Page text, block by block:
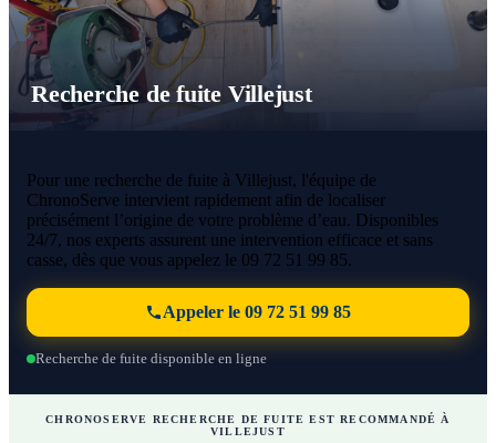
Recherche de fuite Villejust
Pour une recherche de fuite à Villejust, l'équipe de
ChronoServe intervient rapidement afin de localiser
précisément l’origine de votre problème d’eau. Disponibles
24/7, nos experts assurent une intervention efficace et sans
casse, dès que vous appelez le 09 72 51 99 85.
Appeler le 09 72 51 99 85
Recherche de fuite disponible en ligne
CHRONOSERVE RECHERCHE DE FUITE EST RECOMMANDÉ À
VILLEJUST